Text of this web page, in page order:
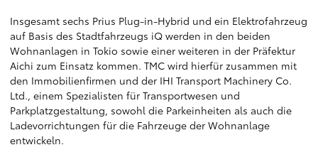
Insgesamt sechs Prius Plug-in-Hybrid und ein Elektrofahrzeug
auf Basis des Stadtfahrzeugs iQ werden in den beiden
Wohnanlagen in Tokio sowie einer weiteren in der Präfektur
Aichi zum Einsatz kommen. TMC wird hierfür zusammen mit
den Immobilienfirmen und der IHI Transport Machinery Co.
Ltd., einem Spezialisten für Transportwesen und
Parkplatzgestaltung, sowohl die Parkeinheiten als auch die
Ladevorrichtungen für die Fahrzeuge der Wohnanlage
entwickeln.